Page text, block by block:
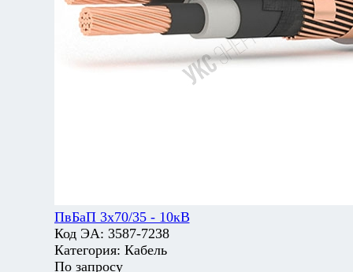
ПвБаП 3х70/35 - 10кВ
Код ЭА: 3587-7238
Категория: Кабель
По запросу